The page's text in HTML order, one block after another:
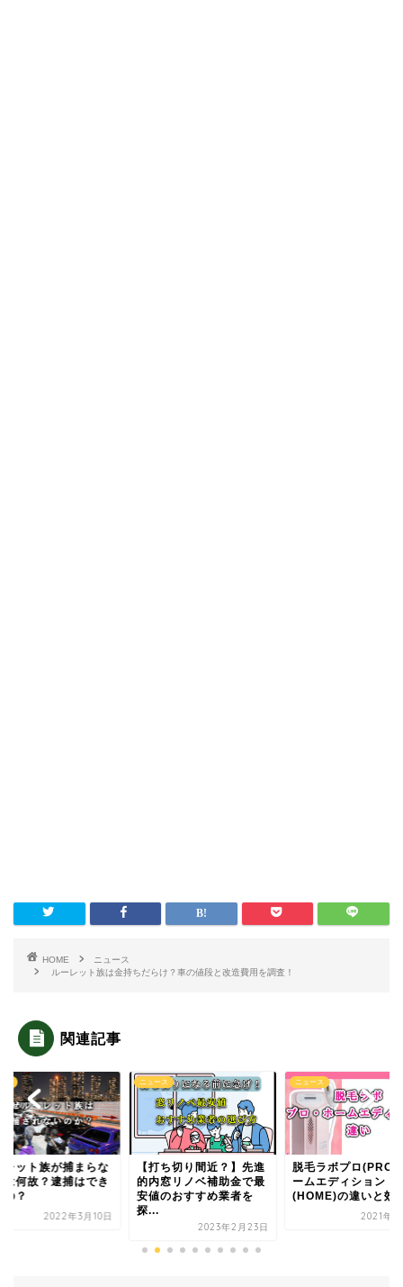
HOME
ニュース
ルーレット族は金持ちだらけ？車の値段と改造費用を調査！
関連記事
レット族が捕まらな
は何故？逮捕はでき
の？
2022年3月10日
ニュース
【打ち切り間近？】先進
的内窓リノベ補助金で最
安値のおすすめ業者を
探...
2023年2月23日
ニュース
脱毛ラボプロ(PRO)
ームエディション
(HOME)の違いと効
2021年9